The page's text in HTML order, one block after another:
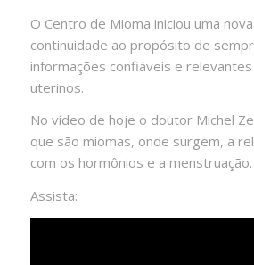
O Centro de Mioma iniciou uma
continuidade ao propósito de
informações confiáveis e
uterinos.
No vídeo de hoje o doutor Michel
que são miomas, onde surgem, a
com os hormônios e a menstruação.
Assista: